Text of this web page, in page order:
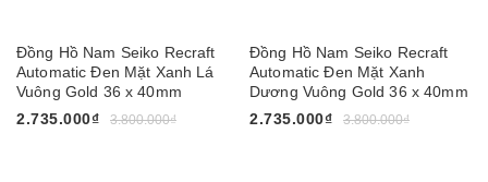
Đồng Hồ Nam Seiko Recraft
Automatic Đen Mặt Xanh Lá
Vuông Gold 36 x 40mm
2.735.000₫
3.800.000₫
Đồng Hồ Nam Seiko Recraft
Automatic Đen Mặt Xanh
Dương Vuông Gold 36 x 40mm
2.735.000₫
3.800.000₫